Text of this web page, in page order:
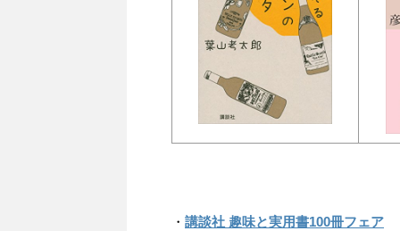
・ 講談社 趣味と実用書100冊フェア